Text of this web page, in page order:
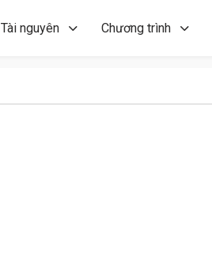
Tài nguyên Chương trình